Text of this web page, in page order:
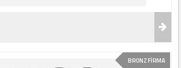
BRONZ FİRMA